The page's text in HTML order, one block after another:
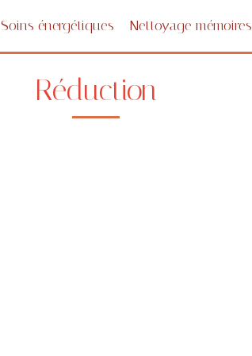
Soins énergétiques Nettoyage mémoires
Réduction